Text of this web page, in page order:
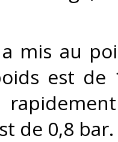
mis au
est de
de 0,8 bar.